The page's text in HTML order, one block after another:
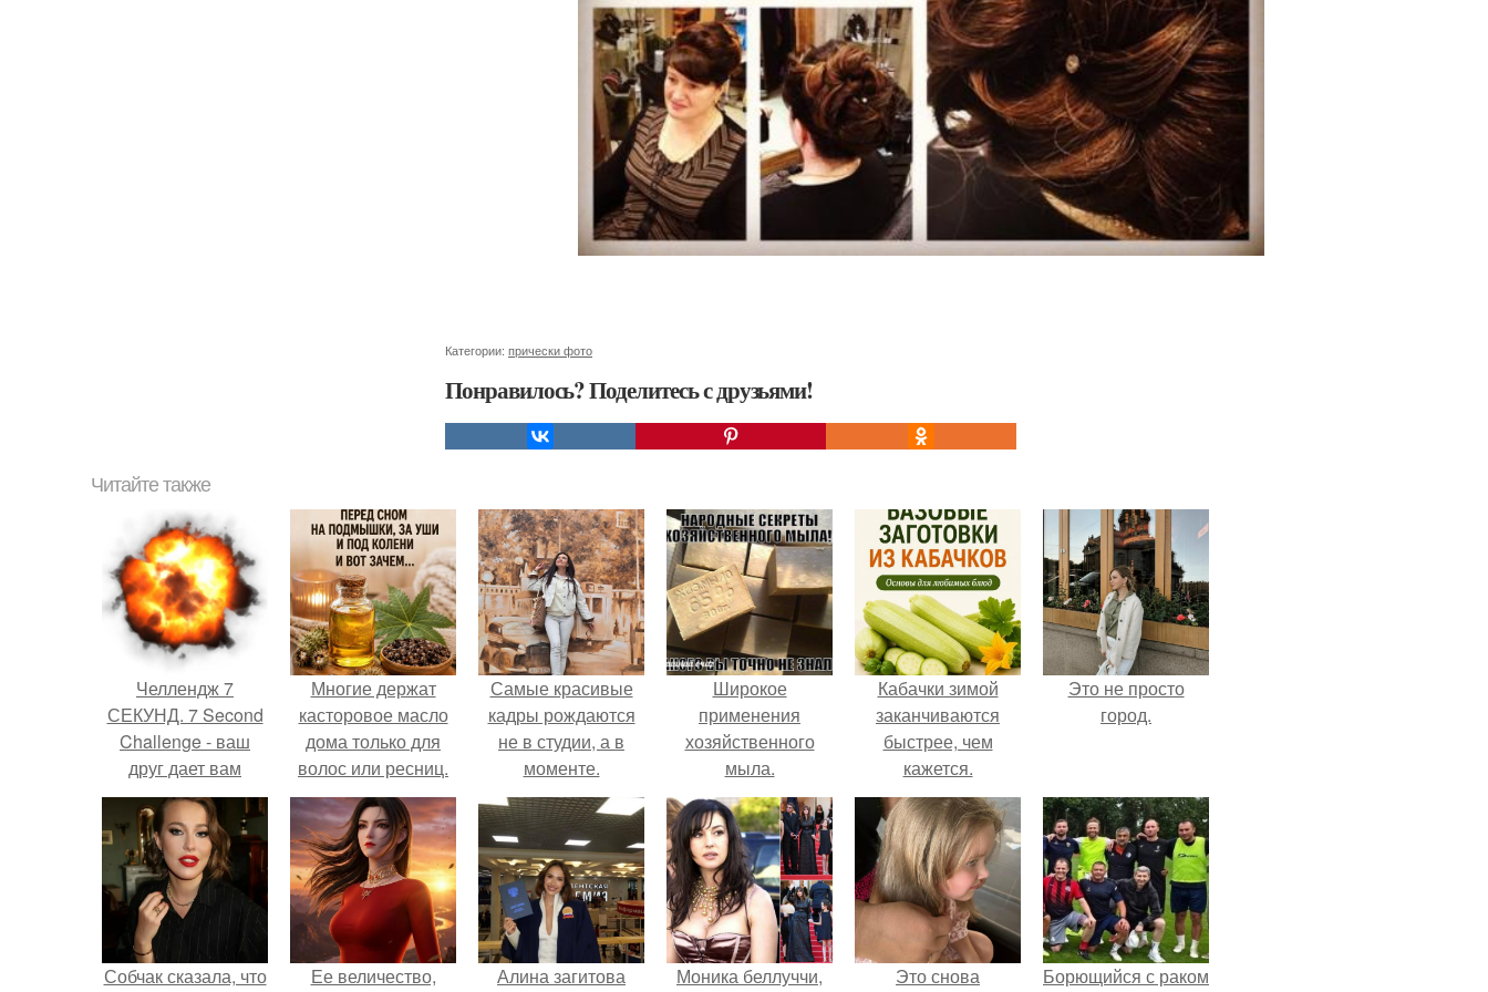
Категории: прически фото
Понравилось? Поделитесь с друзьями!
Читайте также
Челлендж 7
СЕКУНД. 7 Second
Challenge - ваш
друг дает вам
задание, вы
должны выполнить
его всего за 7
секунд.
Многие держат
касторовое масло
дома только для
волос или ресниц.
Самые красивые
кадры рождаются
не в студии, а в
моменте.
Широкое
применения
хозяйственного
мыла.
Кабачки зимой
заканчиваются
быстрее, чем
кажется.
Это не просто
город.
Собчак сказала, что
Ее величество,
Алина загитова
Моника беллуччи,
Это снова
Борющийся с раком